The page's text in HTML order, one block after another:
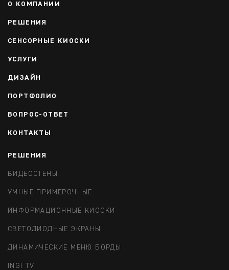
О КОМПАНИИ
РЕШЕНИЯ
СЕНСОРНЫЕ КИОСКИ
УСЛУГИ
ДИЗАЙН
ПОРТФОЛИО
ВОПРОС-ОТВЕТ
КОНТАКТЫ
РЕШЕНИЯ
ВИДЕОСТЕНЫ
УМНЫЕ ПРИМЕРОЧНЫЕ
ИНФОРМАЦИОННЫЕ КИОСКИ
СВЕТОДИОДНЫЕ ЭКРАНЫ
ДИНАМИЧЕСКИЕ МЕНЮ БОРДЫ
INGI TV